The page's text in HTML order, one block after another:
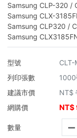
Samsung CLP-320 /
Samsung CLX-
Samsung CLP320 /
Samsung
型號
CLT-
列印張數
1000
建議市價
NT$
網購價
NT$
數量